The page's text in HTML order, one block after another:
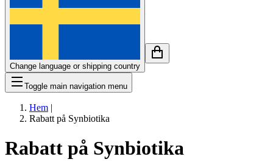
Change language or shipping country
Toggle main navigation menu
Hem |
Rabatt på Synbiotika
Rabatt på Synbiotika